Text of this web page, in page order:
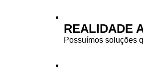
REALIDADE
Possuímos soluções